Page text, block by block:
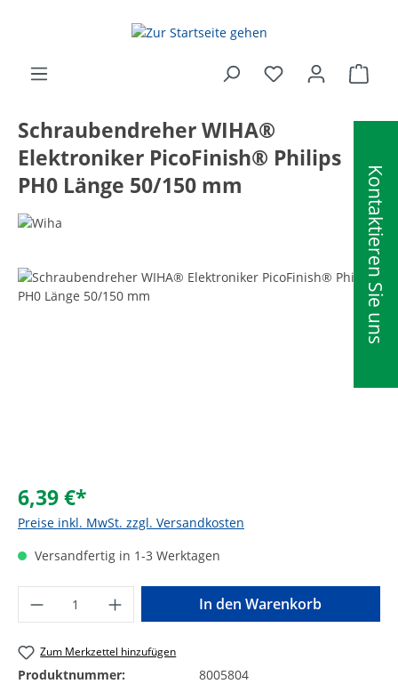
Kontaktieren Sie uns
Schraubendreher WIHA®
Elektroniker PicoFinish® Philips
PH0 Länge 50/150 mm
Bildergalerie überspringen
6,39 €*
Preise inkl. MwSt. zzgl. Versandkosten
Versandfertig in 1-3 Werktagen
Produkt Anzahl: Gib den gewünschten
In den Warenkorb
Zum Merkzettel hinzufügen
Produktnummer:
8005804